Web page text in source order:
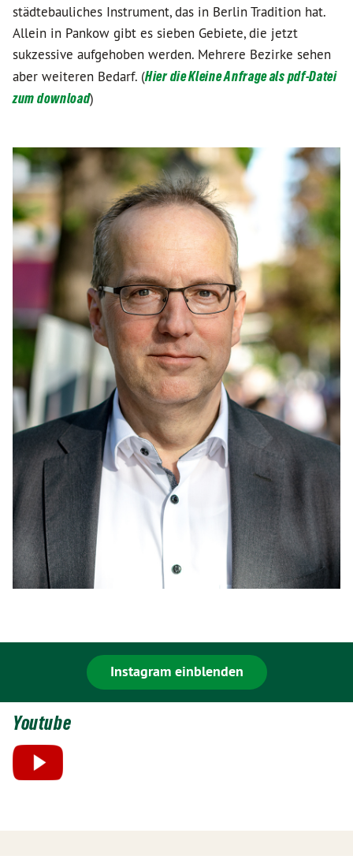
städtebauliches Instrument, das in Berlin Tradition hat.
Allein in Pankow gibt es sieben Gebiete, die jetzt
sukzessive aufgehoben werden. Mehrere Bezirke sehen
aber weiteren Bedarf. (Hier die Kleine Anfrage als pdf-Datei
zum download)
Instagram einblenden
Youtube